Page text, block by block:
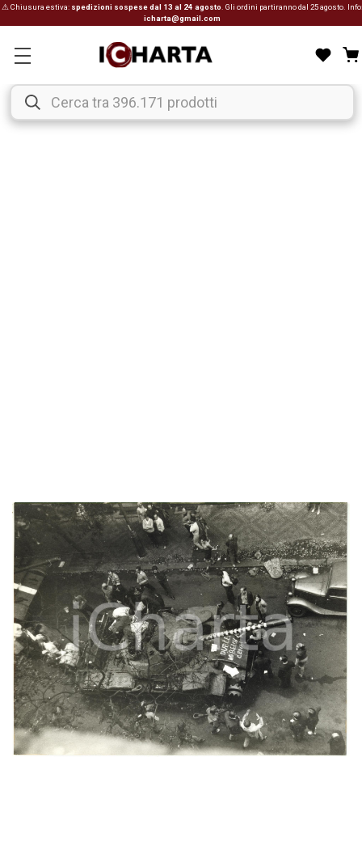
⚠ Chiusura estiva: spedizioni sospese dal 13 al 24 agosto . Gli ordini partiranno dal 25 agosto. Info:
icharta@gmail.com